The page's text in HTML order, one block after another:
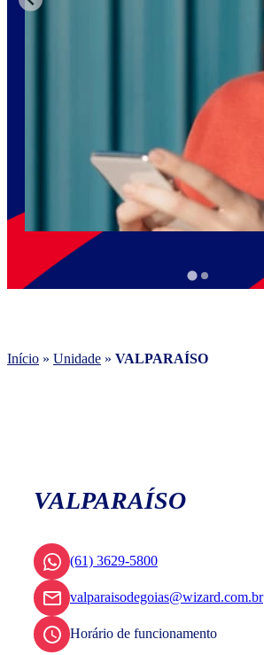
Início » Unidade » VALPARAÍSO
VALPARAÍSO
(61) 3629-5800
valparaisodegoias@wizard.com.br
Horário de funcionamento